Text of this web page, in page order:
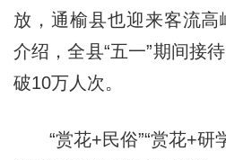
放，通榆县也迎来客流
介绍，全县“五一”期间接
破10万人次。
“赏花+民俗”“赏花+研